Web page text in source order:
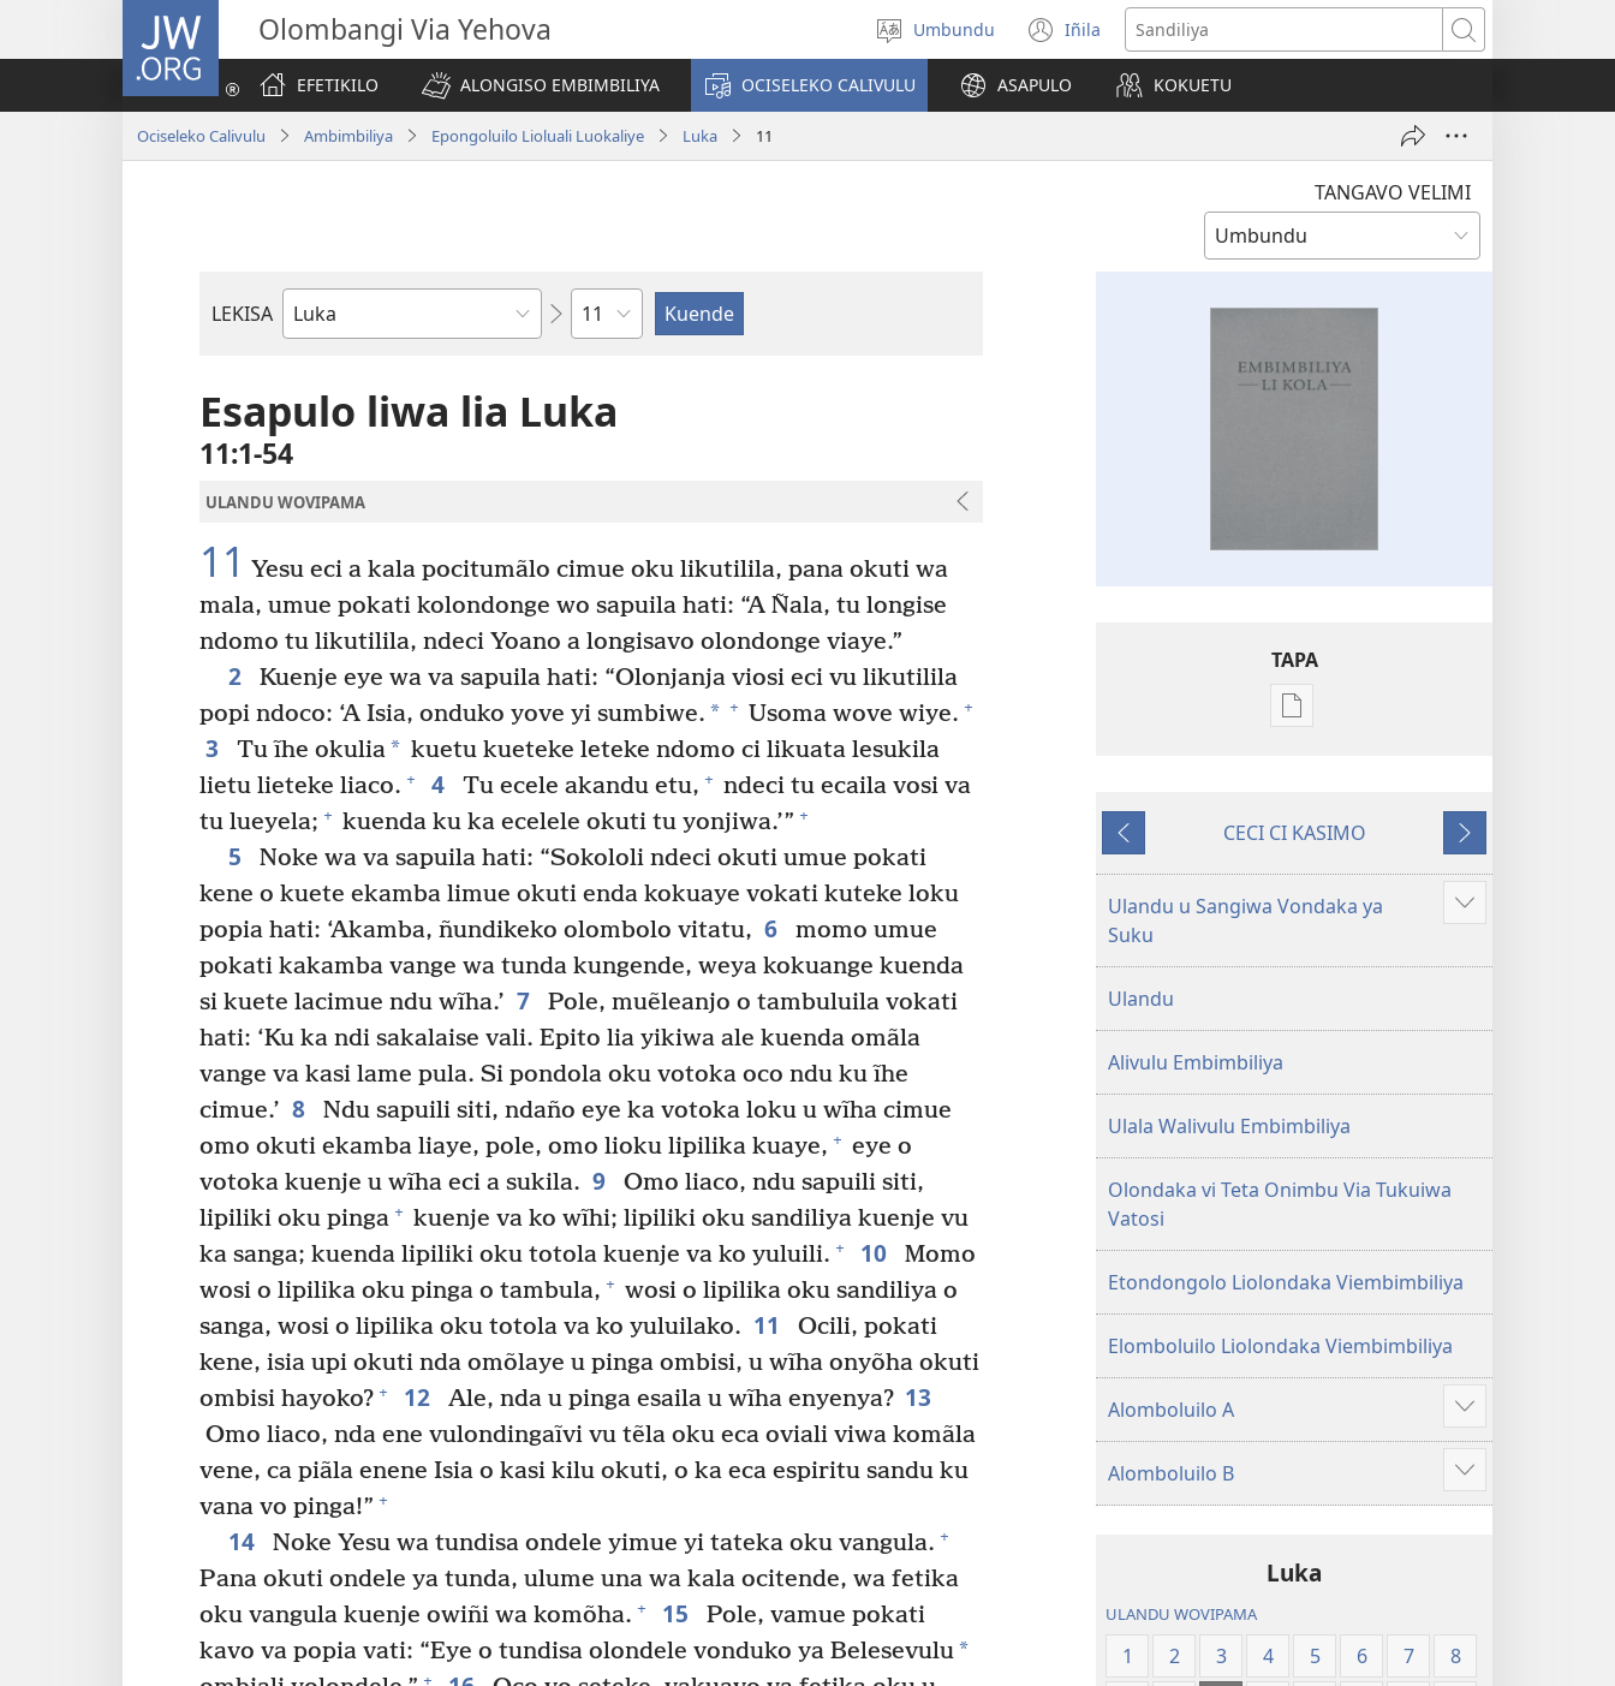
JW.ORG Olombangi Via Yehova
Select
language
Umbundu Iñila
(yikula
onjanela
yokaliye)
Sandiliya
EFETIKILO
ALONGISO EMBIMBILIYA OCISELEKO CALIVULU ASAPULO KOKUETU
Ociseleko Calivulu Ambimbiliya Epongoluilo Lioluali Luokaliye Luka 11
TANGAVO VELIMI
LEKISA
Elivulu
Ocipama
Esapulo liwa lia Luka
11:1-54
ULANDU WOVIPAMA
11 Yesu eci a kala pocitumãlo cimue oku likutilila, pana okuti wa
mala, umue pokati kolondonge wo sapuila hati: “A Ñala, tu longise
ndomo tu likutilila, ndeci Yoano a longisavo olondonge viaye.”
2
Kuenje eye wa va sapuila hati: “Olonjanja viosi eci vu likutilila
popi ndoco: ‘A Isia, onduko yove yi sumbiwe. * + Usoma wove wiye. +
3 Tu ĩhe okulia* kuetu kueteke leteke ndomo ci likuata lesukila
lietu lieteke liaco. + 4 Tu ecele akandu etu, + ndeci tu ecaila vosi va
tu lueyela; + kuenda ku ka ecelele okuti tu yonjiwa.’” +
5
Noke wa va sapuila hati: “Sokololi ndeci okuti umue pokati
kene o kuete ekamba limue okuti enda kokuaye vokati kuteke loku
popia hati: ‘Akamba, ñundikeko olombolo vitatu, 6
momo umue
pokati kakamba vange wa tunda kungende, weya kokuange kuenda
si kuete lacimue ndu wĩha.’ 7
Pole, muẽleanjo o tambuluila vokati
hati: ‘Ku ka ndi sakalaise vali. Epito lia yikiwa ale kuenda omãla
vange va kasi lame pula. Si pondola oku votoka oco ndu ku ĩhe
cimue.’ 8
Ndu sapuili siti, ndaño eye ka votoka loku u wĩha cimue
omo okuti ekamba liaye, pole, omo lioku lipilika kuaye, + eye o
votoka kuenje u wĩha eci a sukila. 9
Omo liaco, ndu sapuili siti,
lipiliki oku pinga + kuenje va ko wĩhi; lipiliki oku sandiliya kuenje vu
ka sanga; kuenda lipiliki oku totola kuenje va ko yuluili. + 10
Momo
wosi o lipilika oku pinga o tambula, + wosi o lipilika oku sandiliya o
sanga, wosi o lipilika oku totola va ko yuluilako. 11
Ocili, pokati
kene, isia upi okuti nda omõlaye u pinga ombisi, u wĩha onyõha okuti
ombisi hayoko? + 12 Ale, nda u pinga esaila u wĩha enyenya? 13
Omo liaco, nda ene vulondingaĩvi vu tẽla oku eca oviali viwa komãla
vene, ca piãla enene Isia o kasi kilu okuti, o ka eca espiritu sandu ku
vana vo pinga!” +
14 Noke Yesu wa tundisa ondele yimue yi tateka oku vangula. +
Pana okuti ondele ya tunda, ulume una wa kala ocitende, wa fetika
oku vangula kuenje owiñi wa komõha. + 15
Pole, vamue pokati
kavo va popia vati: “Eye o tundisa olondele vonduko ya Belesevulu*
+
TAPA
Publication
li
Epongoluilo
Konyima
CECI CI KASIMO
Kovaso
Ulandu u Sangiwa Vondaka ya
Suku
Show
Ulandu
Alivulu Embimbiliya
Ulala Walivulu Embimbiliya
Olondaka vi Teta Onimbu Via Tukuiwa
Vatosi
Etondongolo Liolondaka Viembimbiliya
Elomboluilo Liolondaka Viembimbiliya
Alomboluilo A
Show
more
Alomboluilo B
Show
more
Luka
ULANDU WOVIPAMA
1 2 3 4 5 6 7
8